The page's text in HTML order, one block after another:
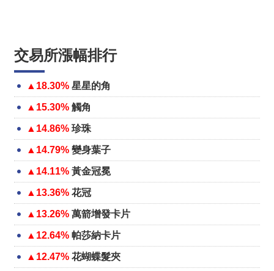
交易所漲幅排行
▲18.30% 星星的角
▲15.30% 觸角
▲14.86% 珍珠
▲14.79% 變身葉子
▲14.11% 黃金冠冕
▲13.36% 花冠
▲13.26% 萬箭增發卡片
▲12.64% 帕莎納卡片
▲12.47% 花蝴蝶髮夾